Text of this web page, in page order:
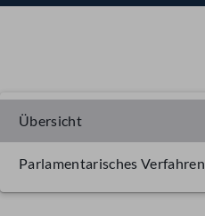
Übersicht
Parlamentarisches Verfahren